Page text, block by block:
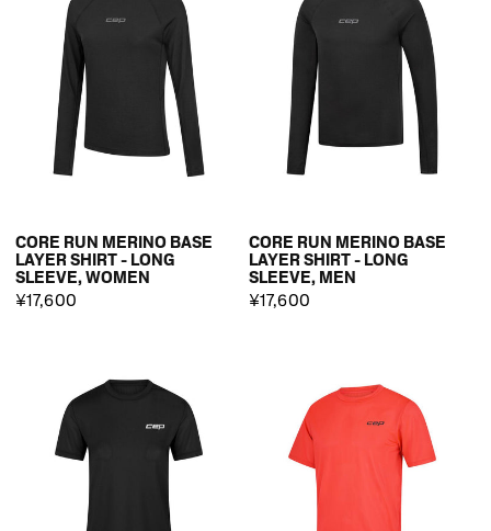
CORE RUN MERINO BASE
LAYER SHIRT - LONG
SLEEVE, WOMEN
¥17,600
CORE RUN MERINO BASE
LAYER SHIRT - LONG
SLEEVE, MEN
¥17,600